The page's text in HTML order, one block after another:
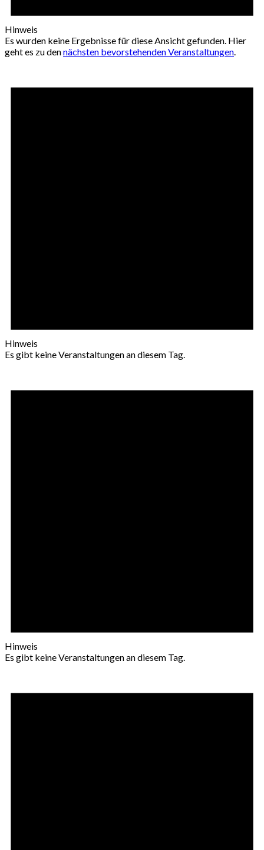
Hinweis
Es wurden keine Ergebnisse für diese Ansicht gefunden. Hier
geht es zu dennächsten bevorstehenden Veranstaltungen
Hinweis
Es gibt keine Veranstaltungen an diesem Tag.
Hinweis
Es gibt keine Veranstaltungen an diesem Tag.